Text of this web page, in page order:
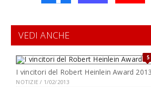
VEDI ANCHE
5
I vincitori del Robert Heinlein Award 2013
NOTIZIE / 1/02/2013